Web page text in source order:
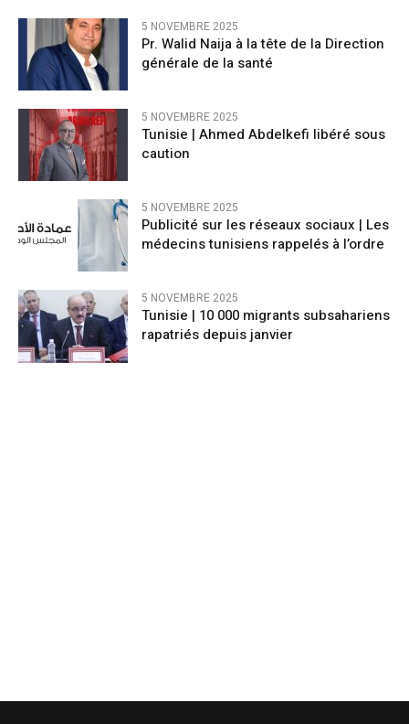
5 NOVEMBRE 2025
Pr. Walid Naija à la tête de la Direction
générale de la santé
5 NOVEMBRE 2025
Tunisie | Ahmed Abdelkefi libéré sous
caution
5 NOVEMBRE 2025
Publicité sur les réseaux sociaux | Les
médecins tunisiens rappelés à l’ordre
5 NOVEMBRE 2025
Tunisie | 10 000 migrants subsahariens
rapatriés depuis janvier